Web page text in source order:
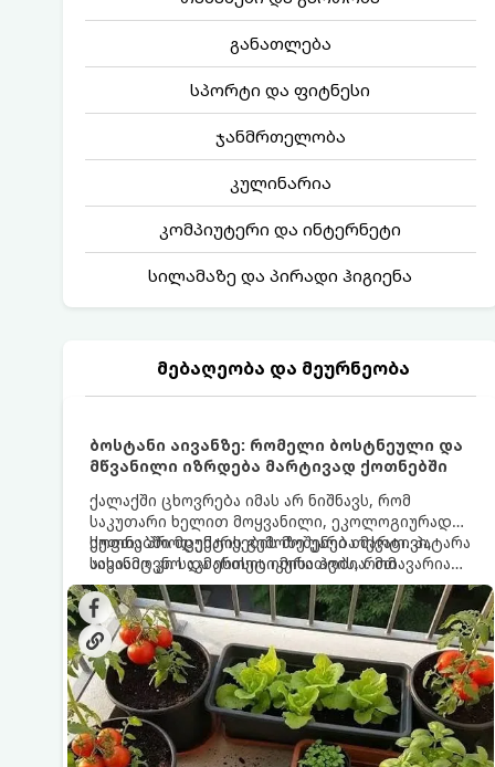
განათლება
სპორტი და ფიტნესი
ჯანმრთელობა
კულინარია
კომპიუტერი და ინტერნეტი
სილამაზე და პირადი ჰიგიენა
მებაღეობა და მეურნეობა
ბოსტანი აივანზე: რომელი ბოსტნეული და
მწვანილი იზრდება მარტივად ქოთნებში
ქალაქში ცხოვრება იმას არ ნიშნავს, რომ
საკუთარი ხელით მოყვანილი, ეკოლოგიურად
სუფთა პროდუქტის გემოზე უარი თქვათ. პატარა
აივანიც კი საკმარისია იმისათვის, რომ
მოიწყოთ მინი-ბოსტანი, საიდანაც
ყოველდღიურად ახალ, არომატულ მწვანილსა
და ბოსტნეულს მოკრეფთ.
ქოთნებში მცენარეების მოშენება მარტივი,
სასიამოვნო და ესთეტიკური ჰობია. მთავარია
იცოდეთ, რომელი კულტურები ეგუებიან
ქოთნის პირობებს ყველაზე კარგად და როგორ
მოუაროთ მათ სწორად.